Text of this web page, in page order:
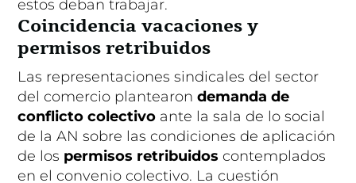
estos deban trabajar.
Coincidencia vacaciones y
permisos retribuidos
Las representaciones sindicales del sector
del comercio plantearondemanda de
conflicto colectivo ante la sala de lo social
de la AN sobre las condiciones de aplicación
de los permisos retribuidos contemplados
en el convenio colectivo. La cuestión